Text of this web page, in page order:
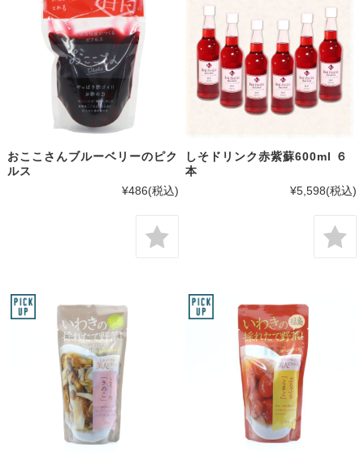
おここさんブルーベリーのピク
ルス
¥486(税込)
しそドリンク赤紫蘇600ml ６
本
¥5,598(税込)